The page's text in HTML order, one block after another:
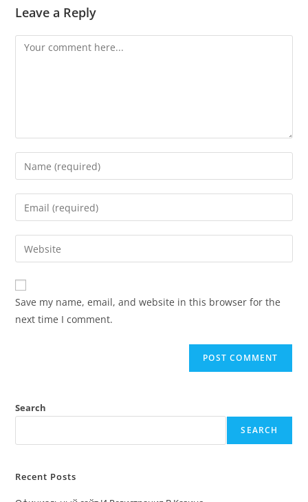
Leave a Reply
Save my name, email, and website in this browser for the
next time I comment.
Search
SEARCH
Recent Posts